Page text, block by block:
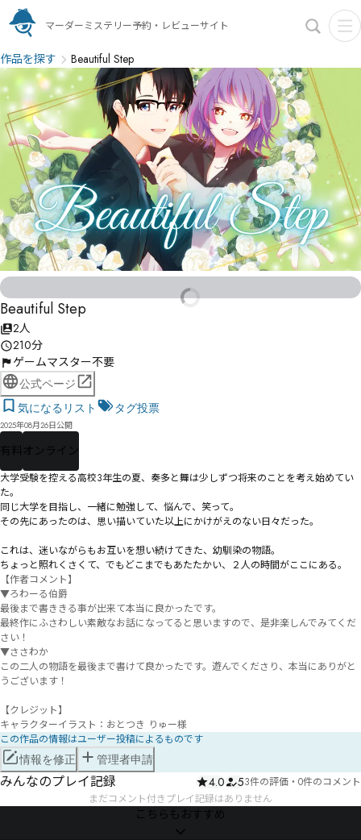
マーダーミステリー予約・レビューサイト
作品を探す Beautiful Step
Beautiful Step
2人
210分
ゲームマスター不要
公式ページ
気になるリスト
タグ投票
2025年08月26日公開
有料 オンライン
大学受験を控える高校3年生の夏、奏多と舞は少しずつ将来のことを考え始めてい
た。
同じ大学を目指し、一緒に勉強して、悩んで、笑って。
その先にあったのは、思い描いていた以上にかけがえのない日々だった。
これは、迷いながらもお互いを想い続けてきた、幼馴染の物語。
ちょっと照れくさくて、でもどこまでもあたたかい、２人の時間がここにある。
【作者コメント】
▼ろわーる伯爵
最後まで書ききる事が出来て本当に良かったです。
最終作にふさわしい素敵なお話になってると思いますので、是非楽しんでみてくだ
さい！
▼ささわか
この二人の物語を最後まで書けて良かったです。遊んでくださり、本当にありがと
うございます！
【クレジット】
キャラクターイラスト：おとつき りゅー様
この作品の情報はユーザー投稿によるものです
情報を修正 管理者申請
みんなのプレイ記録 4.0 53件の評価 ・ 0件のコメント
まだコメント付きプレイ記録はありません
こちらもおすすめ